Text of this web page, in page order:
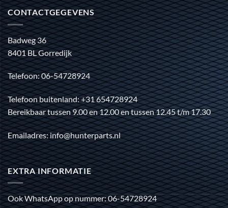
CONTACTGEGEVENS
Badweg 36
8401 BL Gorredijk
Telefoon: 06-54728924
Telefoon buitenland: +31 654728924
Bereikbaar tussen 9.00 en 12.00 en tussen 12.45 t/m 17.30
Emailadres: info@hunterparts.nl
EXTRA INFORMATIE
Ook WhatsApp op nummer: 06-54728924